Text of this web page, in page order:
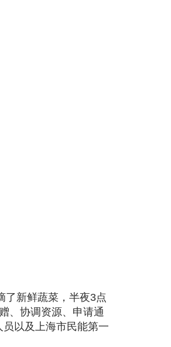
了新鲜蔬菜，半夜3点
、协调资源、申请通
以及上海市民能第一